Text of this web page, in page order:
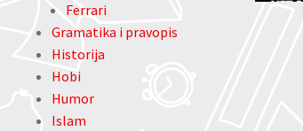
Ferrari
Gramatika i pravopis
Historija
Hobi
Humor
Islam
MARKEZ – OSTVARENJE SNA
66.00 KM
DODAJ U KOŠARICU